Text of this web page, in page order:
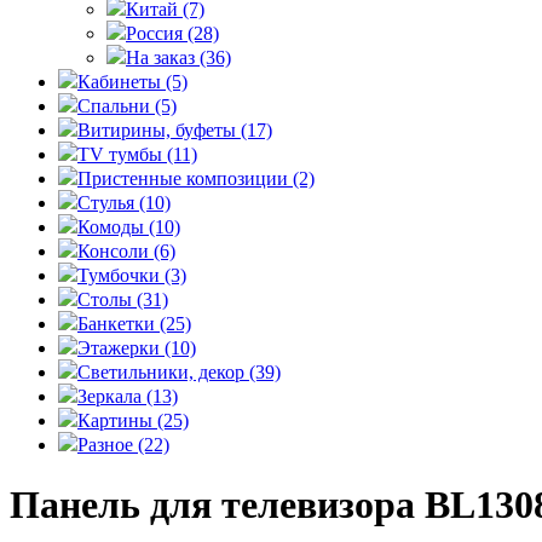
Китай (7)
Россия (28)
На заказ (36)
Кабинеты (5)
Спальни (5)
Витирины, буфеты (17)
TV тумбы (11)
Пристенные композиции (2)
Стулья (10)
Комоды (10)
Консоли (6)
Тумбочки (3)
Столы (31)
Банкетки (25)
Этажерки (10)
Светильники, декор (39)
Зеркала (13)
Картины (25)
Разное (22)
Панель для телевизора